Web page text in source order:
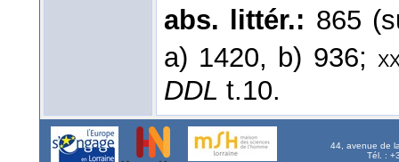
abs. littér.: 865
a) 1420, b) 936;
DDL t.10.
44, avenue de
Tél. :